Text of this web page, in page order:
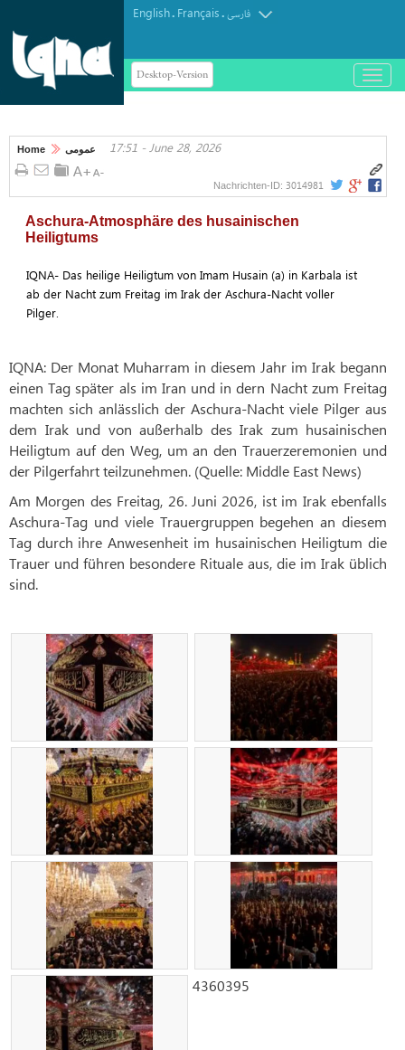
English. Français.فارسی
Desktop-Version
باز
و
کردن
Home عمومی 17:51 - June 28, 2026
Nachrichten-ID: 3014981
Aschura-Atmosphäre des husainischen
Heiligtums
IQNA- Das heilige Heiligtum von Imam Husain (a) in Karbala ist
ab der Nacht zum Freitag im Irak der Aschura-Nacht voller
Pilger.
IQNA: Der Monat Muharram in diesem Jahr im Irak begann
einen Tag später als im Iran und in dern Nacht zum Freitag
machten sich anlässlich der Aschura-Nacht viele Pilger aus
dem Irak und von außerhalb des Irak zum husainischen
Heiligtum auf den Weg, um an den Trauerzeremonien und
der Pilgerfahrt teilzunehmen. (Quelle: Middle East News)
Am Morgen des Freitag, 26. Juni 2026, ist im Irak ebenfalls
Aschura-Tag und viele Trauergruppen begehen an diesem
Tag durch ihre Anwesenheit im husainischen Heiligtum die
Trauer und führen besondere Rituale aus, die im Irak üblich
sind.
4360395